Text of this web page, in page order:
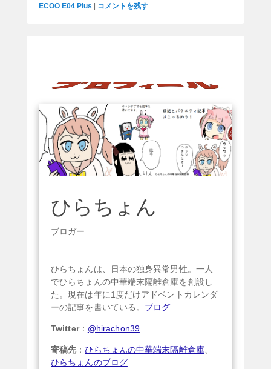
ECOO E04 Plus | コメントを残す
ひらちょん
ブロガー
ひらちょんは、日本の独身異常男性。一人
でひらちょんの中華端末隔離倉庫を創設し
た。現在は年に1度だけアドベントカレンダ
ーの記事を書いている。 ブログ
Twitter： @hirachon39
寄稿先 ：ひらちょんの中華端末隔離倉庫、
ひらちょんのブログ